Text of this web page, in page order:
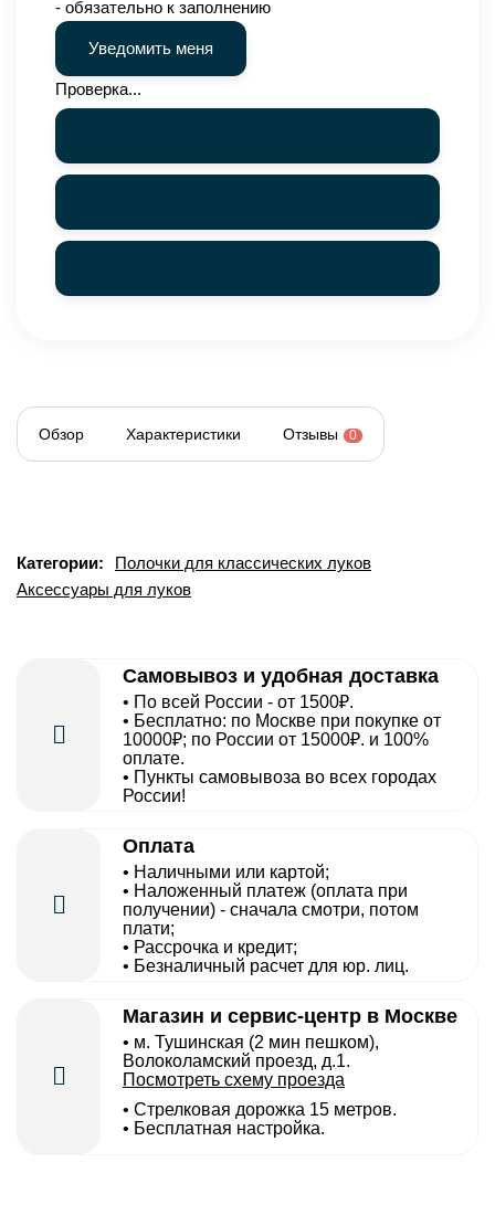
- обязательно к заполнению
Проверка...
Обзор Характеристики Отзывы 0
Категории:
Полочки для классических луков
Аксессуары для луков
Самовывоз и удобная доставка
• По всей России - от 1500₽.
• Бесплатно: по Москве при покупке от
10000₽; по России от 15000₽. и 100%
оплате.
• Пункты самовывоза во всех городах
России!
Оплата
• Наличными или картой;
• Наложенный платеж (оплата при
получении) - сначала смотри, потом
плати;
• Рассрочка и кредит;
• Безналичный расчет для юр. лиц.
Магазин и сервис-центр в Москве
• м. Тушинская (2 мин пешком),
Волоколамский проезд, д.1.
Посмотреть схему проезда
• Cтрелковая дорожка 15 метров.
• Бесплатная настройка.